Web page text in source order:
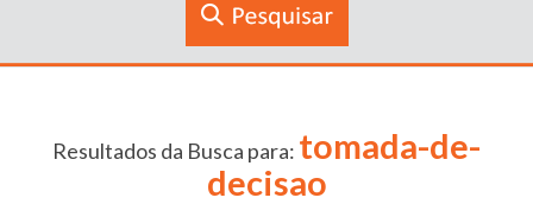
Resultados da Busca para: tomada-de-
decisao